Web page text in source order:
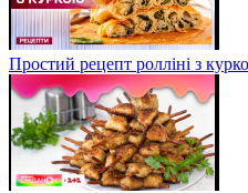
Простий рецепт ролліні з